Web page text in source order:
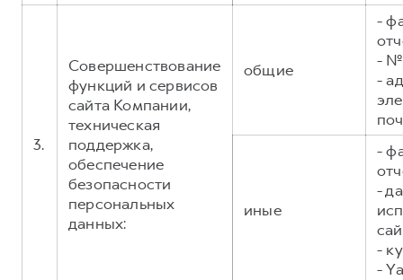
3.
Совершенствование
функций и сервисов
сайта Компании,
техническая
поддержка,
обеспечение
безопасности
персональных
данных:
общие
-
- №
-
иные
-
-
-
-